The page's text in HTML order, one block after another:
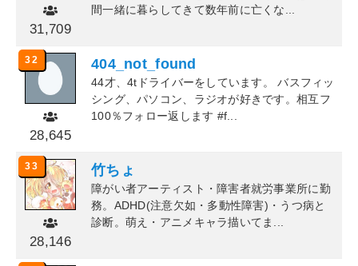
31,709
間一緒に暮らしてきて数年前に亡くな...
32
28,645
404_not_found
44才、4tドライバーをしています。 バスフィッ
シング、パソコン、ラジオが好きです。相互フ
100％フォロー返します #f...
33
28,146
竹ちょ
障がい者アーティスト・障害者就労事業所に勤
務。ADHD(注意欠如・多動性障害)・うつ病と
診断。萌え・アニメキャラ描いてま...